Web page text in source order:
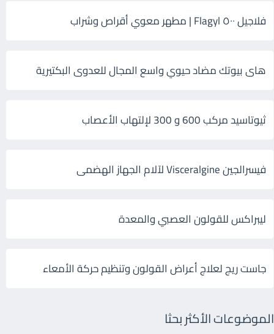
فلاجيل ٥٠٠ Flagyl | مطهر معوي أقراص وشراب
هاى بيوتك مضاد حيوي واسع المجال للعدوى البكتيرية
ثيوتاسيد مركب 600 و 300 لإلتهاب الأعصاب
فيسرالجين Visceralgine لآلام الجهاز الهضمى
ليبراكس للقولون العصبي والمعدة
جاست ريج لعلاج أعراض القولون وتنظيم حركة الأمعاء
الموضوعات الأكثر بحثا